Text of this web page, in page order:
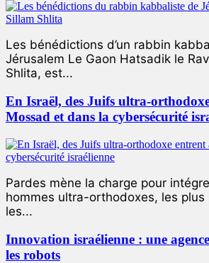
Les bénédictions d’un rabbin
Jérusalem Le Gaon Hatsadik le
Shlita, est...
En Israël, des Juifs ultra-
Mossad et dans la cybersécurité
Pardes mène la charge pour
hommes ultra-orthodoxes, les
les...
Innovation israélienne : une
les robots